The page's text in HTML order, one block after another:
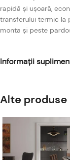
rapidă și ușoară,
transferului termic la
monta și peste
Informații
Alte produse